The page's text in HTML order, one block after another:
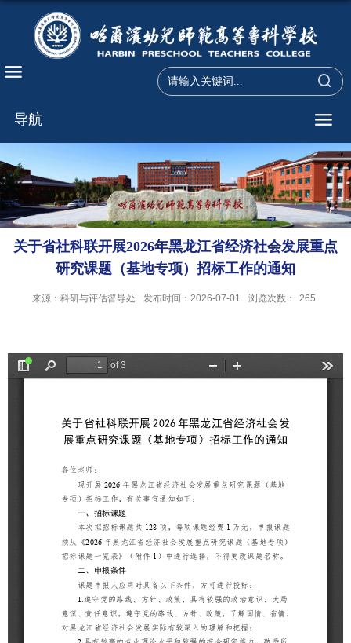
导航
关于省社科联开展2026年黑龙江省经济社会发展重点
研究课题（基地专项）招标工作的通知
来源：科研与评估督导处 发布时间：2026-07-01 浏览次数： 265